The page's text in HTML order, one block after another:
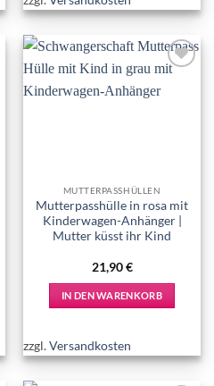
wishlist
MUTTERPASSHÜLLEN
Mutterpasshülle in rosa mit
Kinderwagen-Anhänger |
Mutter küsst ihr Kind
21,90€
IN DEN WARENKORB
zzgl.Versandkosten